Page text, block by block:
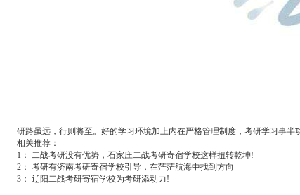
研路虽远，行则将至。好的学习环境加上内在严格管理制度，考研学习事半
相关推荐：
1： 二战考研没有优势，石家庄二战考研寄宿学校这样扭转乾坤!
2： 考研有济南考研寄宿学校引导，在茫茫航海中找到方向
3： 辽阳二战考研寄宿学校为考研添动力!